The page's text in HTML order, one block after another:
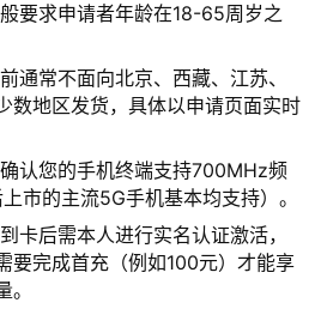
要求申请者年龄在18-65周岁之
通常不面向北京、西藏、江苏、
数地区发货，具体以申请页面实时
认您的手机终端支持700MHz频
市的主流5G手机基本均支持）。
卡后需本人进行实名认证激活，
要完成首充（例如100元）才能享